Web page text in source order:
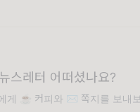
스레터 어떠셨나요?
게 ☕️ 커피와 ✉️ 쪽지를 보내